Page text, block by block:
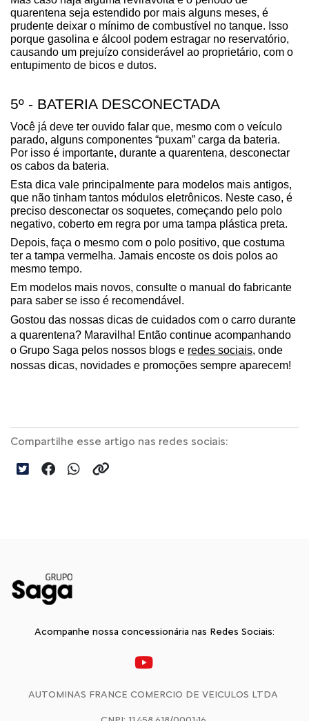
quarentena seja estendido por mais alguns meses, é
prudente deixar o mínimo de combustível no tanque. Isso
porque gasolina e álcool podem estragar no reservatório,
causando um prejuízo considerável ao proprietário, com o
entupimento de bicos e dutos.
5º - BATERIA DESCONECTADA
Você já deve ter ouvido falar que, mesmo com o veículo
parado, alguns componentes “puxam” carga da bateria.
Por isso é importante, durante a quarentena, desconectar
os cabos da bateria.
Esta dica vale principalmente para modelos mais antigos,
que não tinham tantos módulos eletrônicos. Neste caso, é
preciso desconectar os soquetes, começando pelo polo
negativo, coberto em regra por uma tampa plástica preta.
Depois, faça o mesmo com o polo positivo, que costuma
ter a tampa vermelha. Jamais encoste os dois polos ao
mesmo tempo.
Em modelos mais novos, consulte o manual do fabricante
para saber se isso é recomendável.
Gostou das nossas dicas de cuidados com o carro durante
a quarentena? Maravilha! Então continue acompanhando
o Grupo Saga pelos nossos blogs e redes sociais, onde
nossas dicas, novidades e promoções sempre aparecem!
Compartilhe esse artigo nas redes sociais:
Acompanhe nossa concessionária nas Redes Sociais:
AUTOMINAS FRANCE COMERCIO DE VEICULOS LTDA